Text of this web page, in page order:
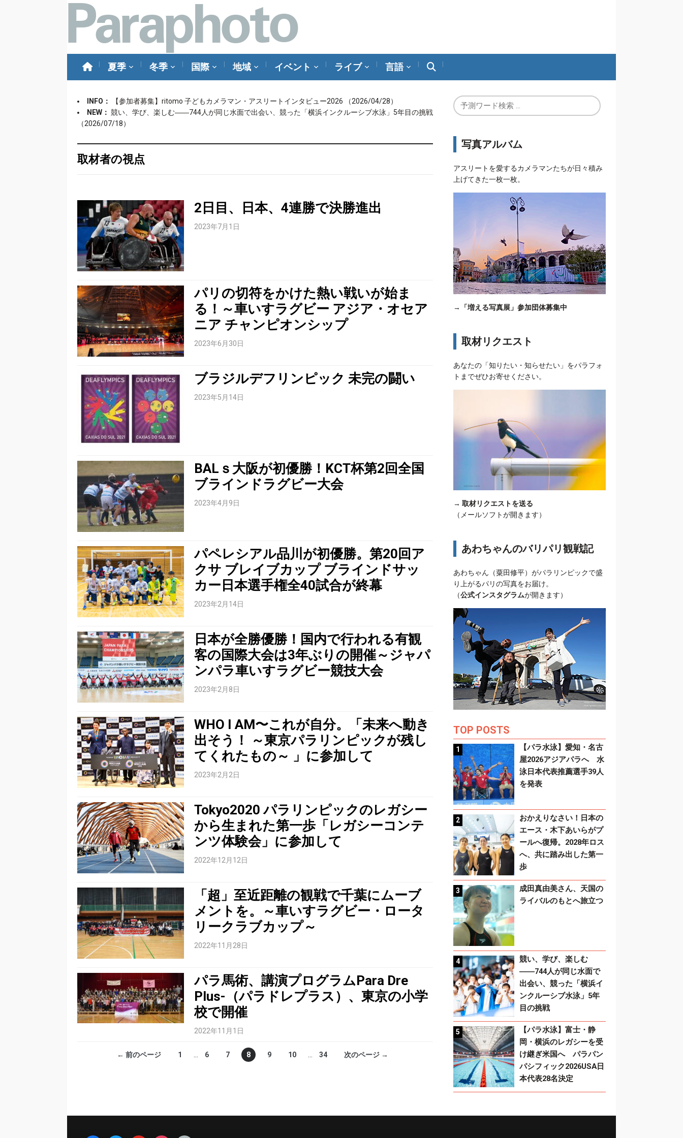
夏季 冬季 国際 地域 イベント ライブ 言語
INFO： 【参加者募集】ritomo 子どもカメラマン・アスリートインタビュー2026
（2026/04/28）
NEW： 競い、学び、楽しむ――744人が同じ水面で出会い、競った「横浜インクルーシブ水泳」5年目の挑戦
（2026/07/18）
取材者の視点
2日目、日本、4連勝で決勝進出
2023年7月1日
パリの切符をかけた熱い戦いが始ま
る！～車いすラグビー アジア・オセア
ニア チャンピオンシップ
2023年6月30日
ブラジルデフリンピック 未完の闘い
2023年5月14日
BALｓ大阪が初優勝！KCT杯第2回全国
ブラインドラグビー大会
2023年4月9日
パペレシアル品川が初優勝。第20回ア
クサ ブレイブカップ ブラインドサッ
カー日本選手権全40試合が終幕
2023年2月14日
日本が全勝優勝！国内で行われる有観
客の国際大会は3年ぶりの開催～ジャパ
ンパラ車いすラグビー競技大会
2023年2月8日
WHO I AM〜これが自分。「未来へ動き
出そう！ ～東京パラリンピックが残し
てくれたもの～ 」に参加して
2023年2月2日
Tokyo2020 パラリンピックのレガシー
から生まれた第一歩「レガシーコンテ
ンツ体験会」に参加して
2022年12月12日
「超」至近距離の観戦で千葉にムーブ
メントを。～車いすラグビー・ロータ
リークラブカップ～
2022年11月28日
パラ馬術、講演プログラムPara Dre
Plus-（パラドレプラス）、東京の小学
校で開催
2022年11月1日
← 前のページ 1 6 7 8 9 10 34 次のページ →
写真アルバム
アスリートを愛するカメラマンたちが日々積み
上げてきた一枚一枚。
→ 「増える写真展」参加団体募集中
取材リクエスト
あなたの「知りたい・知らせたい」をパラフォ
トまでぜひお寄せください。
→ 取材リクエストを送る
（メールソフトが開きます）
あわちゃんのバリパリ観戦記
あわちゃん（粟田修平）がパラリンピックで盛
り上がるパリの写真をお届け。
（公式インスタグラムが開きます）
TOP POSTS
【パラ水泳】愛知・名古
屋2026アジアパラへ 水
泳日本代表推薦選手39人
を発表
おかえりなさい！日本の
エース・木下あいらがプ
ールへ復帰。2028年ロス
へ、共に踏み出した第一
歩
成田真由美さん、天国の
ライバルのもとへ旅立つ
競い、学び、楽しむ
――744人が同じ水面で
出会い、競った「横浜イ
ンクルーシブ水泳」5年
目の挑戦
【パラ水泳】富士・静
岡・横浜のレガシーを受
け継ぎ米国へ パラパン
パシフィック2026USA日
本代表28名決定